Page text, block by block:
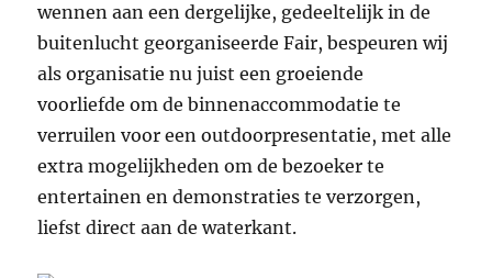
wennen aan een dergelijke, gedeeltelijk in de
buitenlucht georganiseerde Fair, bespeuren wij
als organisatie nu juist een groeiende
voorliefde om de binnenaccommodatie te
verruilen voor een outdoorpresentatie, met alle
extra mogelijkheden om de bezoeker te
entertainen en demonstraties te verzorgen,
liefst direct aan de waterkant.